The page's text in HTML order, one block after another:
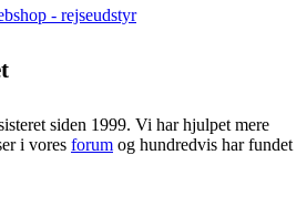
siden 1999. Vi har hjulpet mere
i vores forum og hundredvis har fundet